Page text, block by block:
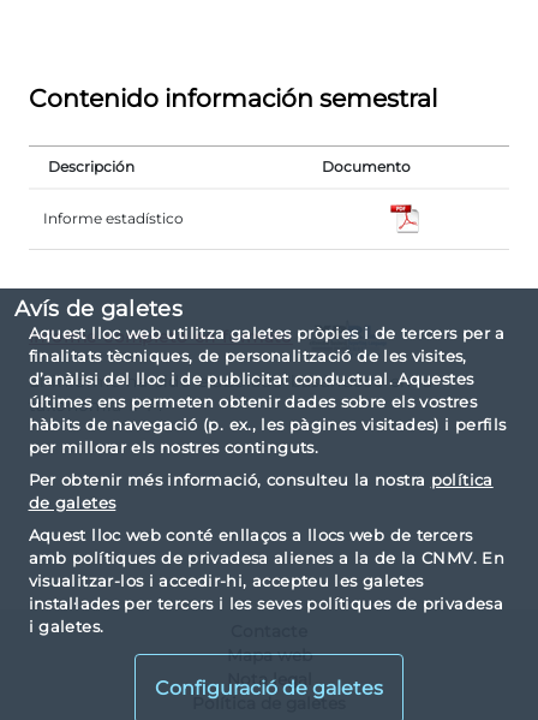
Avís de galetes
Aquest lloc web utilitza galetes pròpies i de tercers per a
finalitats tècniques, de personalització de les visites,
d’anàlisi del lloc i de publicitat conductual. Aquestes
últimes ens permeten obtenir dades sobre els vostres
hàbits de navegació (p. ex., les pàgines visitades) i perfils
per millorar els nostres continguts.
Per obtenir més informació, consulteu la nostra política
de galetes
Aquest lloc web conté enllaços a llocs web de tercers
amb polítiques de privadesa alienes a la de la CNMV. En
visualitzar-los i accedir-hi, accepteu les galetes
instal·lades per tercers i les seves polítiques de privadesa
i galetes.
Configuració de galetes
Contenido información semestral
Descripción Documento
Informe estadístico
Informe completo en formato
El informe ha sido elaborado basándose en la
taxonomía IPP.
Mapa web
Nota legal
Política de galetes